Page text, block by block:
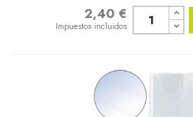
2,40 €
Impuestos incluidos